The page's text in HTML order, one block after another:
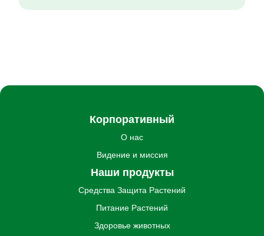
Корпоративный
О нас
Видение и миссия
Наши продукты
Средства Защита Pастений
Питание Pастений
Здоровье животных